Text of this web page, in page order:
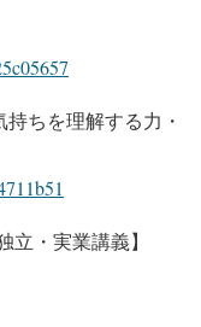
ちを理解する力・
立・実業講義】